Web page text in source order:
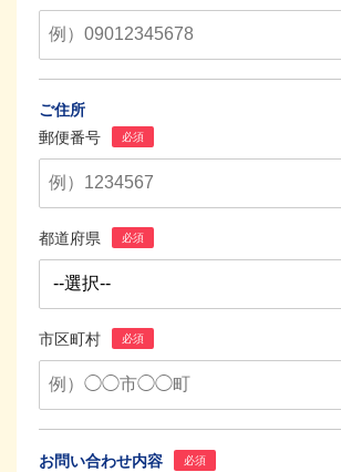
ご住所
郵便番号
必須
都道府県 必須
市区町村 必須
お問い合わせ内容 必須